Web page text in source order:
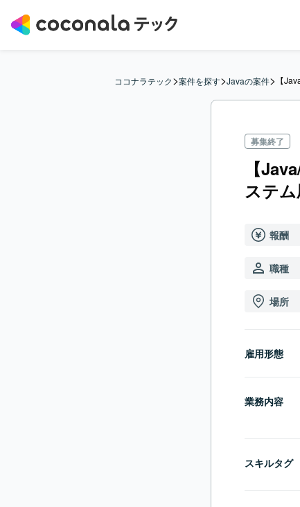
ココナラテック>案件を探す>Javaの案件> 【
募集終了
【
ステ
報酬
職種
場所
雇用形態
業務内容
スキルタグ